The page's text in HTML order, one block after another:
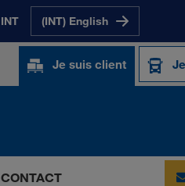
INT (INT) English
Je suis client
CONTACT